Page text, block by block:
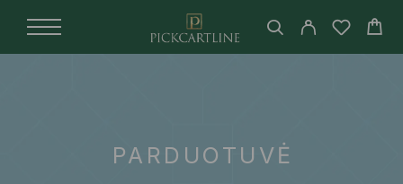
PARDUOTUVĖ